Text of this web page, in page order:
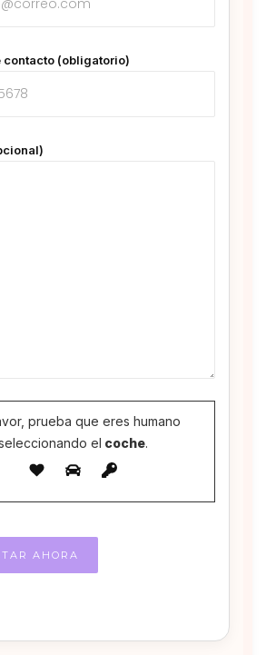
contacto (obligatorio)
prueba que eres humano
el coche.